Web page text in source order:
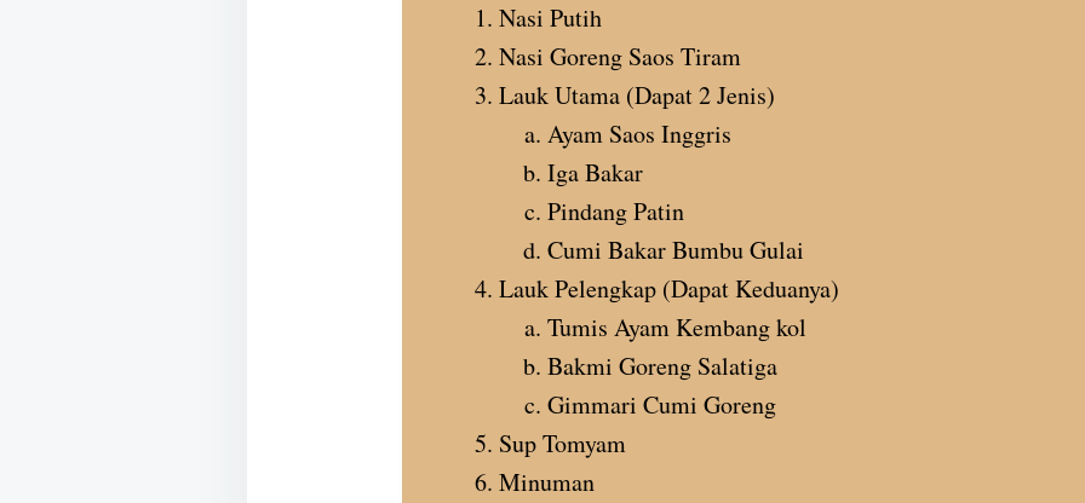
Nasi Putih
Nasi Goreng Saos Tiram
Lauk Utama (Dapat 2 Jenis)
Ayam Saos Inggris
Iga Bakar
Pindang Patin
Cumi Bakar Bumbu Gulai
Lauk Pelengkap (Dapat Keduanya)
Tumis Ayam Kembang kol
Bakmi Goreng Salatiga
Gimmari Cumi Goreng
Sup Tomyam
Minuman